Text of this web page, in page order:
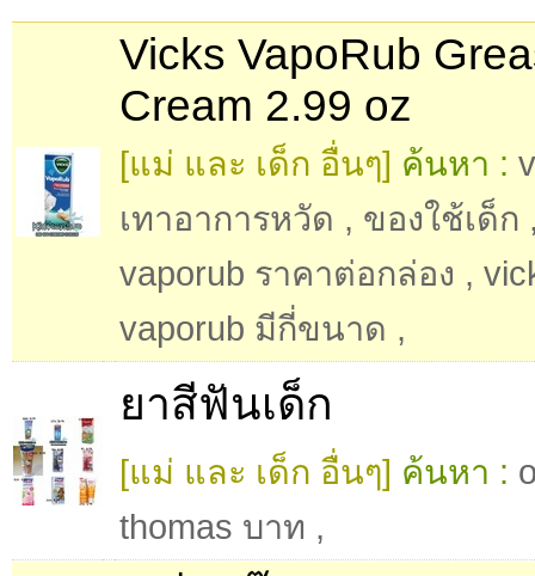
Vicks VapoRub
Cream 2.99 oz
[แม่ และ เด็ก อื่นๆ] ค้นหา :
เทาอาการหวัด , ของใช้เด็ก
vaporub ราคาต่อกล่อง ,
vaporub มีกี่ขนาด ,
ยาสีฟันเด็ก
[แม่ และ เด็ก อื่นๆ] ค้นหา :
thomas บาท ,